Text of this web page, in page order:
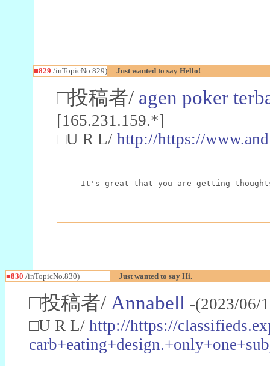
■829 /inTopicNo.829) Just wanted to say Hello!
□投稿者/ agen poker
[165.231.159.*]
□U R L/ http://https://
It's great that you are getting
■830 /inTopicNo.830) Just wanted to say Hi.
□投稿者/ Annabell -(2023/06/
□U R L/ http://https://